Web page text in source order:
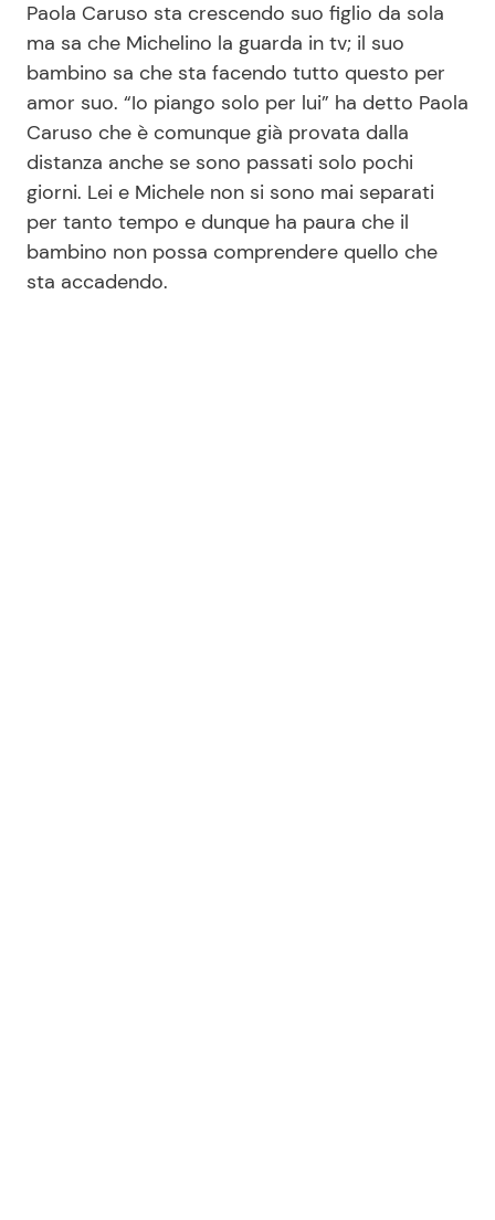
Paola Caruso sta crescendo suo figlio da sola
ma sa che Michelino la guarda in tv; il suo
bambino sa che sta facendo tutto questo per
amor suo. “Io piango solo per lui” ha detto Paola
Caruso che è comunque già provata dalla
distanza anche se sono passati solo pochi
giorni. Lei e Michele non si sono mai separati
per tanto tempo e dunque ha paura che il
bambino non possa comprendere quello che
sta accadendo.